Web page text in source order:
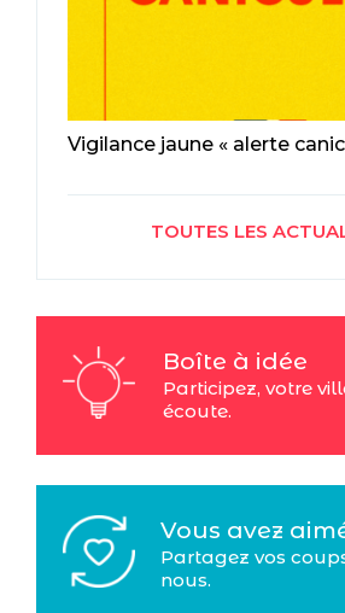
Vigilance jaune « alerte
TOUTES LES
Boîte à idée
Participez, votre
écoute.
Vous avez
Partagez vos
nous.